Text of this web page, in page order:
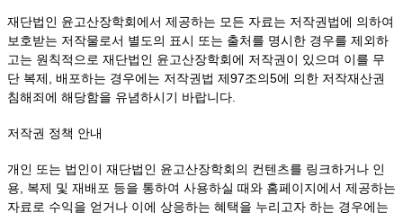
재단법인 윤고산장학회에서 제공하는 모든 자료는 저작권법에 의하여
보호받는 저작물로서 별도의 표시 또는 출처를 명시한 경우를 제외하
고는 원칙적으로 재단법인 윤고산장학회에 저작권이 있으며 이를 무
단 복제, 배포하는 경우에는 저작권법 제97조의5에 의한 저작재산권
침해죄에 해당함을 유념하시기 바랍니다.
저작권 정책 안내
개인 또는 법인이 재단법인 윤고산장학회의 컨텐츠를 링크하거나 인
용, 복제 및 재배포 등을 통하여 사용하실 때와 홈페이지에서 제공하는
자료로 수익을 얻거나 이에 상응하는 혜택을 누리고자 하는 경우에는